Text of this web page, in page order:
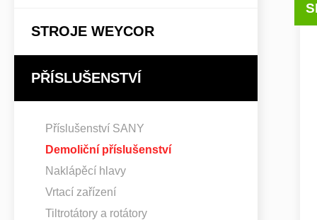
STROJE WEYCOR
PŘÍSLUŠENSTVÍ
Příslušenství SANY
Demoliční příslušenství
Naklápěcí hlavy
Vrtací zařízení
Tiltrotátory a rotátory